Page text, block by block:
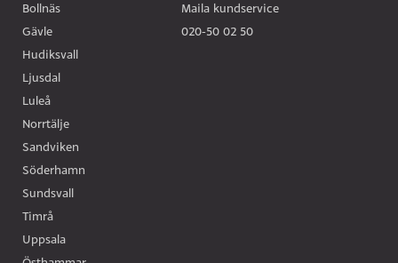
Bollnäs
Gävle
Hudiksvall
Ljusdal
Luleå
Norrtälje
Sandviken
Söderhamn
Sundsvall
Timrå
Uppsala
Maila kundservice
020-50 02 50